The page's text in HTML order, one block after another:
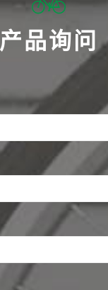
产品询问